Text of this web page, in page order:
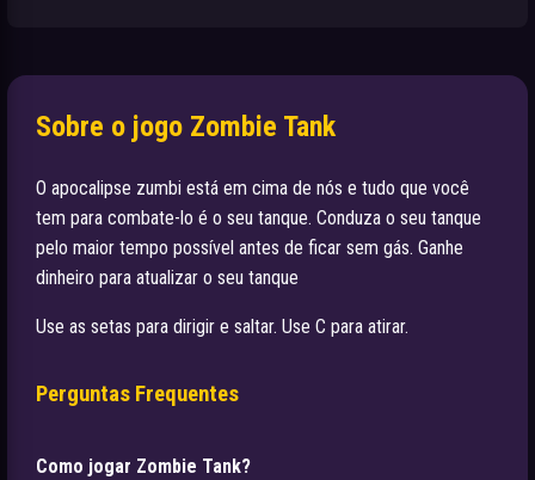
Sobre o jogo Zombie Tank
O apocalipse zumbi está em cima de nós e tudo que você
tem para combate-lo é o seu tanque. Conduza o seu tanque
pelo maior tempo possível antes de ficar sem gás. Ganhe
dinheiro para atualizar o seu tanque
Use as setas para dirigir e saltar. Use C para atirar.
Perguntas Frequentes
Como jogar Zombie Tank?